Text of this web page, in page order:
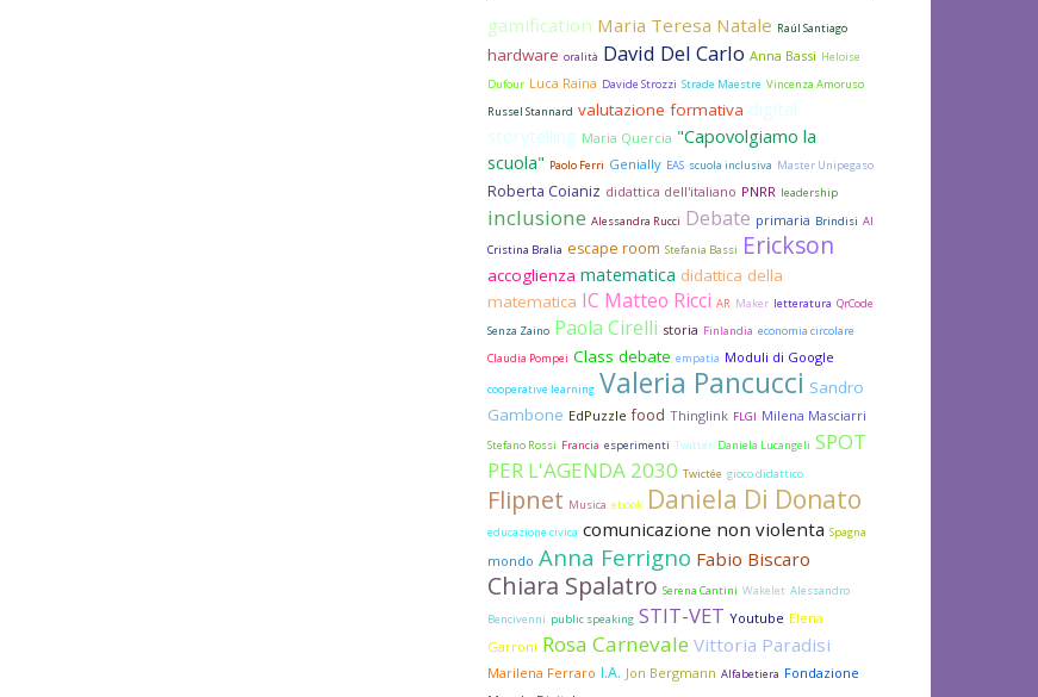
gamification Maria Teresa Natale Raúl Santiago
hardware oralità David Del Carlo Anna Bassi Heloise
Dufour Luca Raina Davide Strozzi Strade Maestre Vincenza Amoruso
Russel Stannard valutazione formativa digital
storytelling Maria Quercia "Capovolgiamo la
scuola" Paolo Ferri Genially EAS scuola inclusiva Master Unipegaso
Roberta Coianiz didattica dell'italiano PNRR leadership
inclusione Alessandra Rucci Debate primaria Brindisi AI
Cristina Bralia escape room Stefania Bassi Erickson
accoglienza matematica didattica della
matematica IC Matteo Ricci AR Maker letteratura QrCode
Senza Zaino Paola Cirelli storia Finlandia economia circolare
Claudia Pompei Class debate empatia Moduli di Google
cooperative learning Valeria Pancucci Sandro
Gambone EdPuzzle food Thinglink FLGI Milena Masciarri
Stefano Rossi Francia esperimenti Twitter Daniela Lucangeli SPOT
PER L'AGENDA 2030 Twictée gioco didattico
Flipnet Musica ebook Daniela Di Donato
educazione civica comunicazione non violenta Spagna
mondo Anna Ferrigno Fabio Biscaro
Chiara Spalatro Serena Cantini Wakelet Alessandro
Bencivenni public speaking STIT-VET Youtube Elena
Garroni Rosa Carnevale Vittoria Paradisi
Marilena Ferraro I.A. Jon Bergmann Alfabetiera Fondazione